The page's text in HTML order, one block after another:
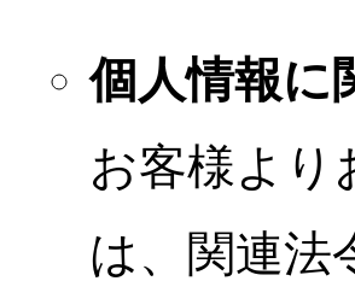
個人情報に
お客様より
は、関連法